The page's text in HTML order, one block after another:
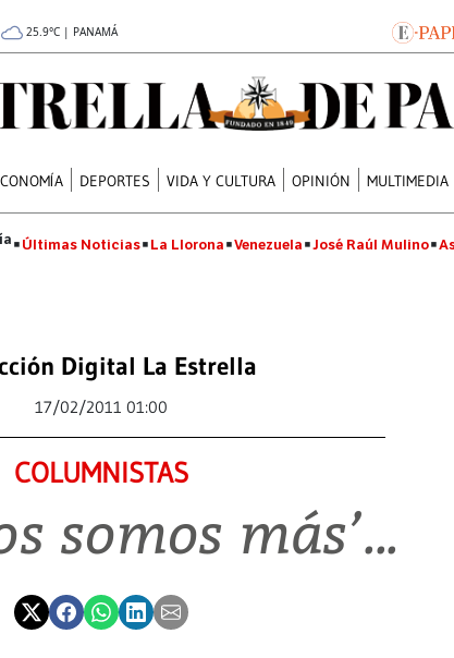
25.9°C | PANAMÁ
DEPORTES VIDA Y CULTURA OPINIÓN MULTIMEDIA
Últimas Noticias La Llorona Venezuela José Raúl Mulino
Digital La Estrella
17/02/2011 01:00
COLUMNISTAS
somos más’...